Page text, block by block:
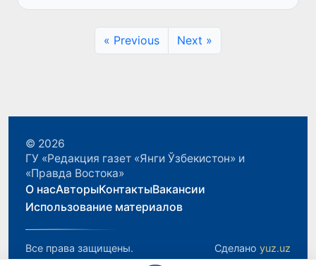
пьедестал почета во всех видах програм...
« Previous Next »
© 2026
ГУ «Редакция газет «Янги Ўзбекистон» и
«Правда Востока»
О насАвторыКонтактыВакансии
Использование материалов
Все права защищены. Сделано yuz.uz